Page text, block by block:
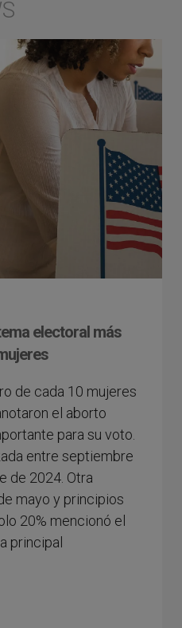
electoral más
de cada 10 mujeres
el aborto
para su voto.
entre septiembre
de 2024. Otra
mayo y principios
20% mencionó el
principal